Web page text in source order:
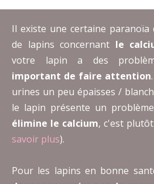
Il existe une certaine paranoïa
de lapins concernant le
votre lapin a des
important de faire attention
urines un peu épaisses /
le lapin présente un
élimine le calcium, c'est
savoir plus).
Pour les lapins en bonne